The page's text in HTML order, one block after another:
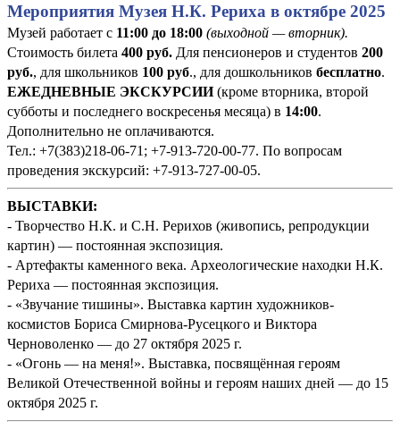
Мероприятия Музея Н.К. Рериха в октябре 2025
Музей работает с 11:00 до 18:00 (выходной — вторник).
Стоимость билета 400 руб. Для пенсионеров и студентов 200
руб., для школьников 100 руб., для дошкольников бесплатно.
ЕЖЕДНЕВНЫЕ ЭКСКУРСИИ(кроме вторника, второй
субботы и последнего воскресенья месяца) в 14:00.
Дополнительно не оплачиваются.
Тел.: +7(383)218-06-71; +7-913-720-00-77. По вопросам
проведения экскурсий: +7-913-727-00-05.
ВЫСТАВКИ:
- Творчество Н.К. и С.Н. Рерихов (живопись, репродукции
картин) — постоянная экспозиция.
- Артефакты каменного века. Археологические находки Н.К.
Рериха — постоянная экспозиция.
- «Звучание тишины». Выставка картин художников-
космистов Бориса Смирнова-Русецкого и Виктора
Черноволенко — до 27 октября 2025 г.
- «Огонь — на меня!». Выставка, посвящённая героям
Великой Отечественной войны и героям наших дней — до 15
октября 2025 г.